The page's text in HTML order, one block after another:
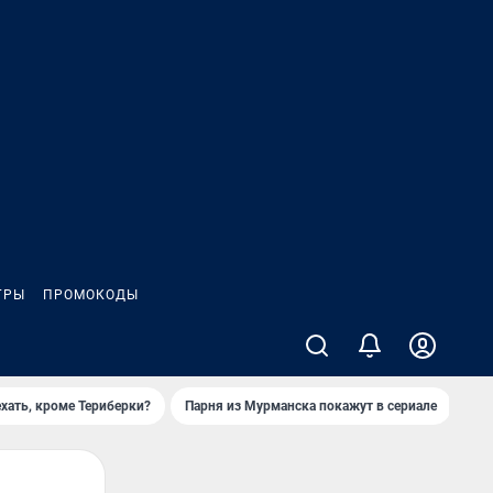
ПРОМОКОДЫ
кроме Териберки? Парня из Мурманска покажут в сериале